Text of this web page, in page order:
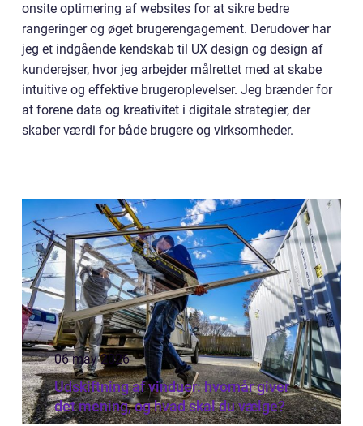
onsite optimering af websites for at sikre bedre
rangeringer og øget brugerengagement. Derudover har
jeg et indgående kendskab til UX design og design af
kunderejser, hvor jeg arbejder målrettet med at skabe
intuitive og effektive brugeroplevelser. Jeg brænder for
at forene data og kreativitet i digitale strategier, der
skaber værdi for både brugere og virksomheder.
06 may 2026
Udskiftning af vinduer: hvornår giver
det mening, og hvad skal du vælge?